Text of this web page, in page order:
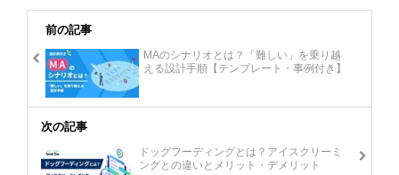
前の記事
MAのシナリオとは？「難しい」を乗り越
える設計手順【テンプレート・事例付き】
次の記事
ドッグフーディングとは？アイスクリーミ
ングとの違いとメリット・デメリット